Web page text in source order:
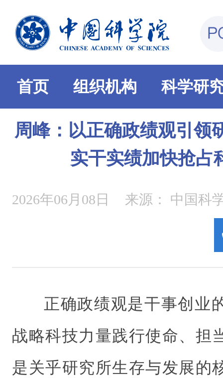
首页 组织机构 科学研
周峰：以正确政绩观引领
实干实绩加快抢占
2026年06月08日 来源： 中国科
正确政绩观是干事创业
战略科技力量践行使命、担
是关乎研究所生存与发展的